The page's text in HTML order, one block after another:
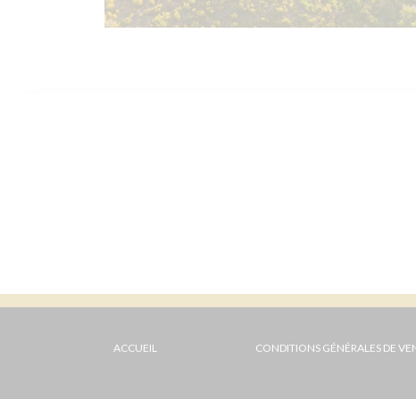
ACCUEIL CONDITIONS GÉNÉRALES DE